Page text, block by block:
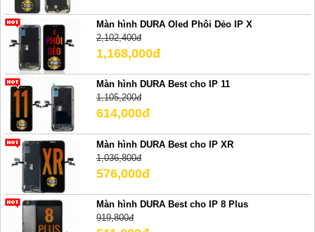
Màn hình DURA Oled Phôi Dẻo IP X
2,102,400đ
1,168,000đ
Màn hình DURA Best cho IP 11
1,105,200đ
614,000đ
Màn hình DURA Best cho IP XR
1,036,800đ
576,000đ
Màn hình DURA Best cho IP 8 Plus
919,800đ